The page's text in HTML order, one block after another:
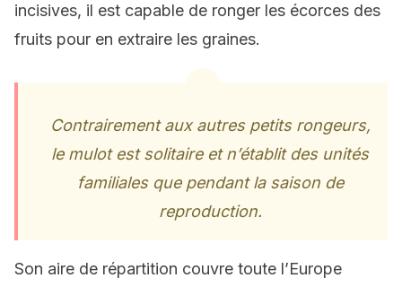
incisives, il est capable de ronger les écorces des
fruits pour en extraire les graines.
Contrairement aux autres petits rongeurs,
le mulot est solitaire et n’établit des unités
familiales que pendant la saison de
reproduction.
Son aire de répartition couvre toute l’Europe